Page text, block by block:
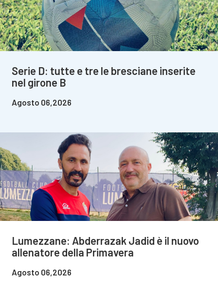
Serie D: tutte e tre le bresciane inserite
nel girone B
Agosto 06,2026
Lumezzane: Abderrazak Jadid è il nuovo
allenatore della Primavera
Agosto 06,2026